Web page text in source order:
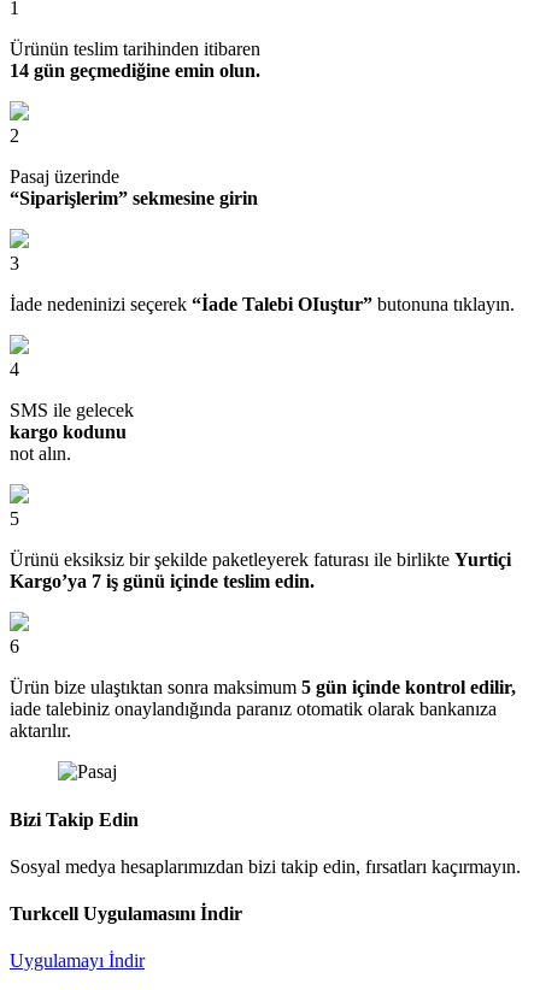
1
Ürünün teslim tarihinden itibaren
14 gün geçmediğine emin olun.
2
Pasaj üzerinde
“Siparişlerim” sekmesine girin
3
İade nedeninizi seçerek “İade Talebi OIuştur” butonuna tıklayın.
4
SMS ile gelecek
kargo kodunu
not alın.
5
Ürünü eksiksiz bir şekilde paketleyerek faturası ile birlikte Yurtiçi
Kargo’ya 7 iş günü içinde teslim edin.
6
Ürün bize ulaştıktan sonra maksimum 5 gün içinde kontrol edilir,
iade talebiniz onaylandığında paranız otomatik olarak bankanıza
aktarılır.
Bizi Takip Edin
Sosyal medya hesaplarımızdan bizi takip edin, fırsatları kaçırmayın.
Turkcell Uygulamasını İndir
Uygulamayı İndir